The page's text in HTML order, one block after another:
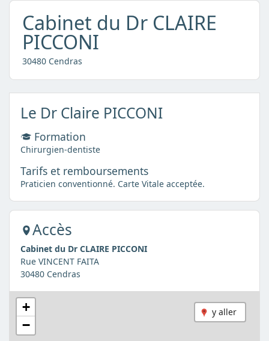
Cabinet du Dr CLAIRE
PICCONI
30480 Cendras
Le Dr Claire PICCONI
Formation
Chirurgien-dentiste
Tarifs et remboursements
Praticien conventionné. Carte Vitale acceptée.
Accès
Cabinet du Dr CLAIRE PICCONI
Rue VINCENT FAITA
30480 Cendras
y aller
+
−